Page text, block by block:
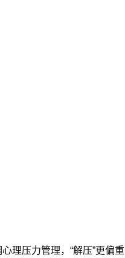
理压力管理，“解压”更偏重